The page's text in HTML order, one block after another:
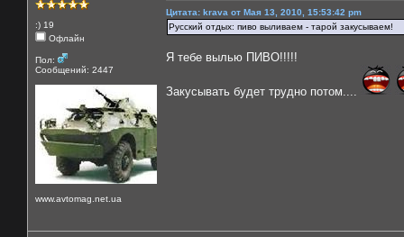
:) 19
Офлайн
Пол:
Сообщений: 2447
www.avtomag.net.ua
Цитата: krava от Мая 13, 2010, 15:53:42 pm
Русский отдых: пиво выливаем - тарой закусываем!
Я тебе вылью ПИВО!!!!!
Закусывать будет трудно потом....